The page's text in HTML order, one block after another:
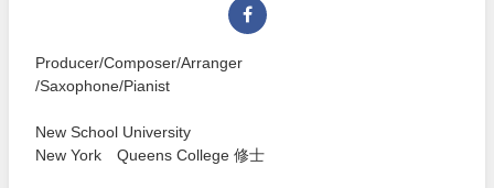
Producer/Composer/Arranger
/Saxophone/Pianist
New School University
New York Queens College 修士